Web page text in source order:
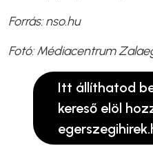
Forrás: nso.hu
Fotó: Médiacentrum
Itt állíthatod
kereső elöl